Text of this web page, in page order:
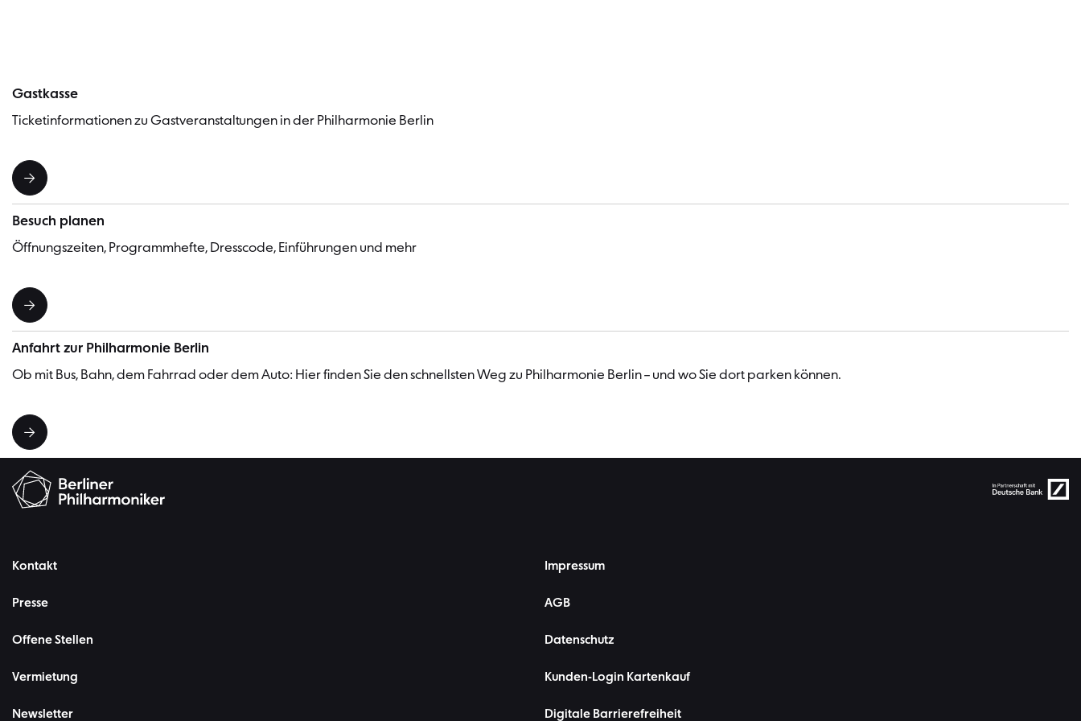
Gastkasse
Ticketinformationen zu Gastveranstaltungen in der Philharmonie Berlin
Besuch planen
Öffnungszeiten, Programmhefte, Dresscode, Einführungen und mehr
Anfahrt zur Philharmonie Berlin
Ob mit Bus, Bahn, dem Fahrrad oder dem Auto: Hier finden Sie den schnellsten Weg zu Philharmonie Berlin – und wo Sie dort parken können.
Kontakt
Presse
Offene Stellen
Vermietung
Newsletter
Impressum
AGB
Datenschutz
Kunden-Login Kartenkauf
Digitale Barrierefreiheit